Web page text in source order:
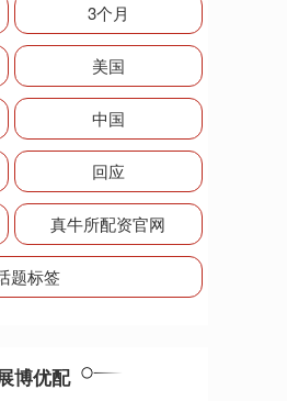
3个月
美国
中国
回应
真牛所配资官网
题标签
博优配